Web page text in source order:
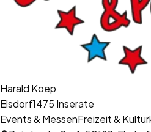
Harald Koep
Elsdorf1475 Inserate
Events & MessenFreizeit & Kultur